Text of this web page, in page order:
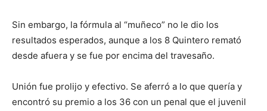
Sin embargo, la fórmula al “muñeco” no le dio los
resultados esperados, aunque a los 8 Quintero remató
desde afuera y se fue por encima del travesaño.
Unión fue prolijo y efectivo. Se aferró a lo que quería y
encontró su premio a los 36 con un penal que el juvenil